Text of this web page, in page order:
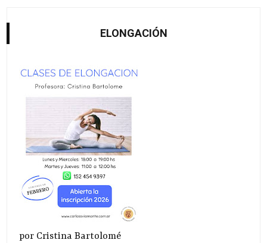
ELONGACIÓN
por Cristina Bartolomé